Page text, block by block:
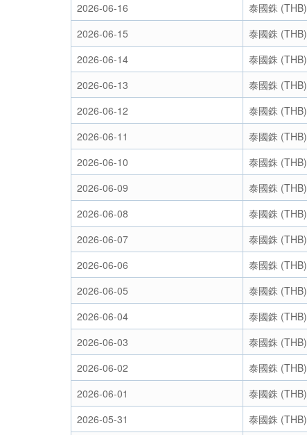
2026-06-16
泰國銖 (THB)
2026-06-15
泰國銖 (THB)
2026-06-14
泰國銖 (THB)
2026-06-13
泰國銖 (THB)
2026-06-12
泰國銖 (THB)
2026-06-11
泰國銖 (THB)
2026-06-10
泰國銖 (THB)
2026-06-09
泰國銖 (THB)
2026-06-08
泰國銖 (THB)
2026-06-07
泰國銖 (THB)
2026-06-06
泰國銖 (THB)
2026-06-05
泰國銖 (THB)
2026-06-04
泰國銖 (THB)
2026-06-03
泰國銖 (THB)
2026-06-02
泰國銖 (THB)
2026-06-01
泰國銖 (THB)
2026-05-31
泰國銖 (THB)